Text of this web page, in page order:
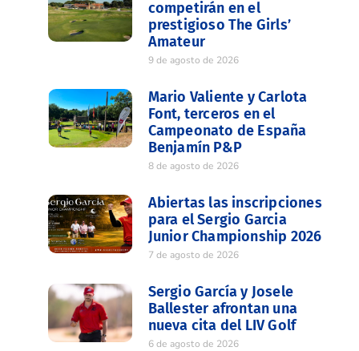
competirán en el
prestigioso The Girls’
Amateur
9 de agosto de 2026
Mario Valiente y Carlota
Font, terceros en el
Campeonato de España
Benjamín P&P
8 de agosto de 2026
Abiertas las inscripciones
para el Sergio Garcia
Junior Championship 2026
7 de agosto de 2026
Sergio García y Josele
Ballester afrontan una
nueva cita del LIV Golf
6 de agosto de 2026